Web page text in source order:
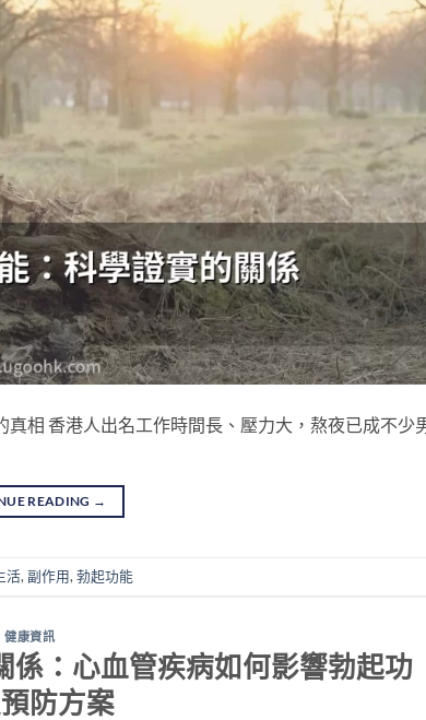
相 香港人出名工作時間長、壓力大，熬夜已成不少
READING →
活,副作用,勃起功能
健康資訊
係：心血管疾病如何影響勃起功
防方案